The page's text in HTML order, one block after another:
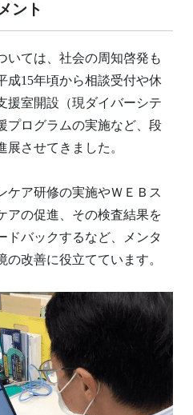
ント
いては、社会の周知啓発も
成15年頃から相談受付や休
援室開設（現ダイバーシテ
プログラムの実施など、段
展させてきました。
ケア研修の実施やＷＥＢス
アの促進、その検査結果を
ドバックするなど、メンタ
改善に役立てています。